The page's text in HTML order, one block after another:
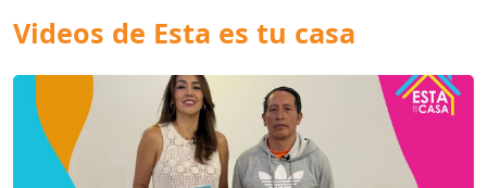
Videos de Esta es tu casa